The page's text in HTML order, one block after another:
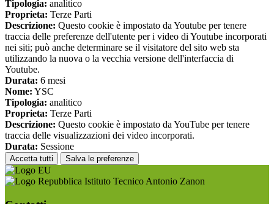
Tipologia: analitico
Proprieta: Terze Parti
Descrizione: Questo cookie è impostato da Youtube per tenere
traccia delle preferenze dell'utente per i video di Youtube incorporati
nei siti; può anche determinare se il visitatore del sito web sta
utilizzando la nuova o la vecchia versione dell'interfaccia di
Youtube.
Durata: 6 mesi
Nome: YSC
Tipologia: analitico
Proprieta: Terze Parti
Descrizione: Questo cookie è impostato da YouTube per tenere
traccia delle visualizzazioni dei video incorporati.
Durata: Sessione
Accetta tutti Salva le preferenze
Istituto Tecnico Antonio Zanon